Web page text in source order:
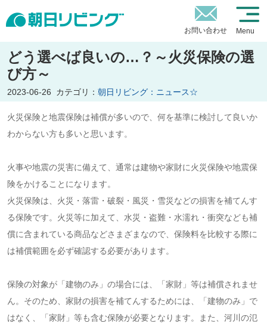
お問い合わせ Menu
どう選べば良いの…？～火災保険の選
び方～
2023-06-26 カテゴリ： 朝日リビング：ニュース☆
火災保険と地震保険は補償が多いので、何を基準に検討して良いか
わからない方も多いと思います。
火事や地震の災害に備えて、通常は建物や家財に火災保険や地震保
険をかけることになります。
火災保険は、火災・落雷・破裂・風災・雪災などの損害を補てんす
る保険です。火災等に加えて、水災・盗難・水濡れ・衝突なども補
償に含まれている商品などさまざまなので、保険料を比較する際に
は補償範囲を必ず確認する必要があります。
保険の対象が「建物のみ」の場合には、「家財」等は補償されませ
ん。そのため、家財の損害を補てんするためには、「建物のみ」で
はなく、「家財」等も含む保険が必要となります。また、河川の氾